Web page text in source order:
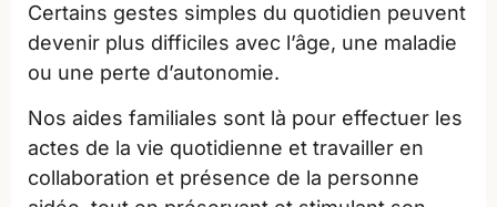
Certains gestes simples du quotidien peuvent
devenir plus difficiles avec l’âge, une maladie
ou une perte d’autonomie.
Nos aides familiales sont là pour effectuer les
actes de la vie quotidienne et travailler en
collaboration et présence de la personne